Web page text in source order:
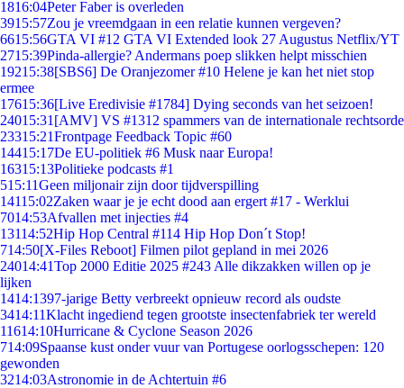
1816:04Peter Faber is overleden
3915:57Zou je vreemdgaan in een relatie kunnen vergeven?
6615:56GTA VI #12 GTA VI Extended look 27 Augustus Netflix/YT
2715:39Pinda-allergie? Andermans poep slikken helpt misschien
19215:38[SBS6] De Oranjezomer #10 Helene je kan het niet stop
ermee
17615:36[Live Eredivisie #1784] Dying seconds van het seizoen!
24015:31 [AMV] VS #1312 spammers van de internationale rechtsorde
23315:21Frontpage Feedback Topic #60
14415:17De EU-politiek #6 Musk naar Europa!
16315:13Politieke podcasts #1
515:11Geen miljonair zijn door tijdverspilling
14115:02Zaken waar je je echt dood aan ergert #17 - Werklui
7014:53Afvallen met injecties #4
13114:52Hip Hop Central #114 Hip Hop Don´t Stop!
714:50[X-Files Reboot] Filmen pilot gepland in mei 2026
24014:41Top 2000 Editie 2025 #243 Alle dikzakken willen op je
lijken
1414:1397-jarige Betty verbreekt opnieuw record als oudste
3414:11Klacht ingediend tegen grootste insectenfabriek ter wereld
11614:10Hurricane & Cyclone Season 2026
714:09Spaanse kust onder vuur van Portugese oorlogsschepen: 120
gewonden
3214:03Astronomie in de Achtertuin #6